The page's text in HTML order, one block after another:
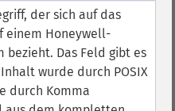
der sich auf das
einem Honeywell-
Das Feld gibt es
wurde durch POSIX
durch Komma